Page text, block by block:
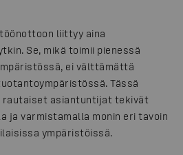
liittyy aina
Se, mikä toimii pienessä
ei välttämättä
Tässä
rautaiset asiantuntijat tekivät
ja varmistamalla monin eri tavoin
ympäristöissä.